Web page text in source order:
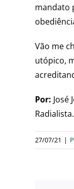
mandato
Vão me
utópico,
Por: José
Radialista.
27/07/21 |